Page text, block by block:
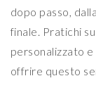
dopo passo,
finale. Pratichi
personalizzato
offrire questo